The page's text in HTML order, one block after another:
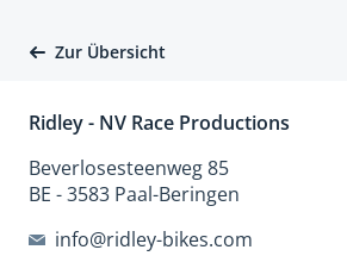
Zur Übersicht
Ridley - NV Race Productions
Beverlosesteenweg 85
BE - 3583 Paal-Beringen
info@ridley-bikes.com